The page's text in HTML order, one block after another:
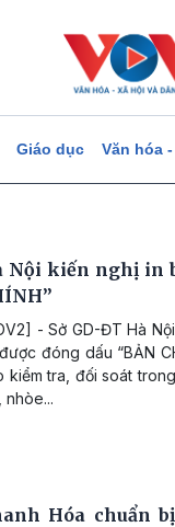
Giáo dục Văn hóa
Nội kiến nghị in
- Sở GD-ĐT Hà
đóng dấu “BẢN
kiểm tra, đối soát
nhòe...
Hóa chuẩn